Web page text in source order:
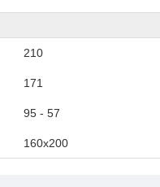
210
171
95 - 57
160х200